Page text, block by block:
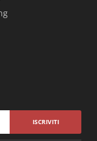
ISCRIVITI